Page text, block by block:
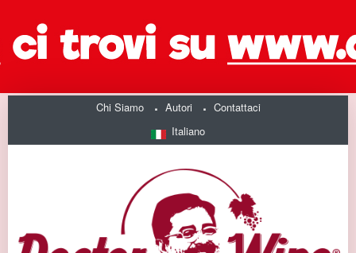
Chi Siamo Autori
Contattaci
Italiano